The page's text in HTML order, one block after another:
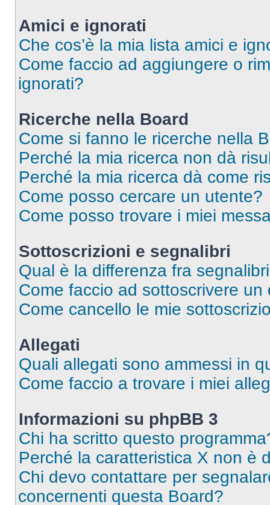
Amici e ignorati
Che cos’è la mia lista amici e
Come faccio ad aggiungere o
ignorati?
Ricerche nella Board
Come si fanno le ricerche nella
Perché la mia ricerca non dà
Perché la mia ricerca dà come
Come posso cercare un utente?
Come posso trovare i miei
Sottoscrizioni e segnalibri
Qual è la differenza fra
Come faccio ad sottoscrivere
Come cancello le mie
Allegati
Quali allegati sono ammessi in
Come faccio a trovare i miei
Informazioni su phpBB 3
Chi ha scritto questo
Perché la caratteristica X non è
Chi devo contattare per
concernenti questa Board?